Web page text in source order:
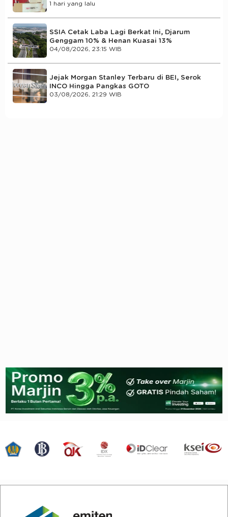
1 hari yang lalu
SSIA Cetak Laba Lagi Berkat Ini, Djarum
Genggam 10% & Henan Kuasai 13%
04/08/2026, 23:15 WIB
Jejak Morgan Stanley Terbaru di BEI, Serok
INCO Hingga Pangkas GOTO
03/08/2026, 21:29 WIB